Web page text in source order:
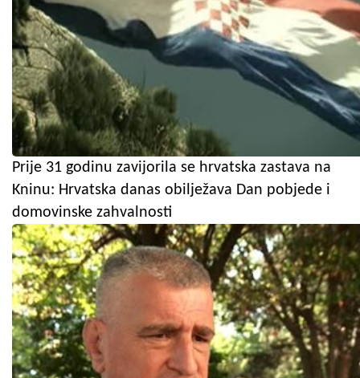
Prije 31 godinu zavijorila se hrvatska zastava na
Kninu: Hrvatska danas obilježava Dan pobjede i
domovinske zahvalnosti